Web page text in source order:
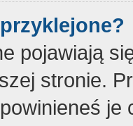
pojawiają
stronie.
je